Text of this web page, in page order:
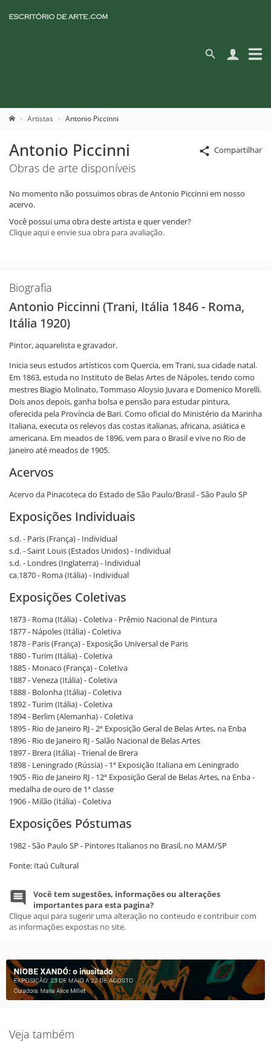
Artistas Antonio Piccinni
Compartilhar
Antonio Piccinni
Obras de arte disponíveis
No momento não possuimos obras de Antonio Piccinni em nosso
acervo.
Você possui uma obra deste artista e quer vender?
Clique aqui e envie sua obra para avaliação.
Biografia
Antonio Piccinni (Trani, Itália 1846 - Roma,
Itália 1920)
Pintor, aquarelista e gravador.
Inicia seus estudos artísticos com Quercia, em Trani, sua cidade natal.
Em 1863, estuda no Instituto de Belas Artes de Nápoles, tendo como
mestres Biagio Molinato, Tommaso Aloysio Juvara e Domenico Morelli.
Dois anos depois, ganha bolsa e pensão para estudar pintura,
oferecida pela Província de Bari. Como oficial do Ministério da Marinha
Italiana, executa os relevos das costas italianas, africana, asiática e
americana. Em meados de 1896, vem para o Brasil e vive no Rio de
Janeiro até meados de 1905.
Acervos
Acervo da Pinacoteca do Estado de São Paulo/Brasil - São Paulo SP
Exposições Individuais
s.d. - Paris (França) - Individual
s.d. - Saint Louis (Estados Unidos) - Individual
s.d. - Londres (Inglaterra) - Individual
ca.1870 - Roma (Itália) - Individual
Exposições Coletivas
1873 - Roma (Itália) - Coletiva - Prêmio Nacional de Pintura
1877 - Nápoles (Itália) - Coletiva
1878 - Paris (França) - Exposição Universal de Paris
1880 - Turim (Itália) - Coletiva
1885 - Monaco (França) - Coletiva
1887 - Veneza (Itália) - Coletiva
1888 - Bolonha (Itália) - Coletiva
1892 - Turim (Itália) - Coletiva
1894 - Berlim (Alemanha) - Coletiva
1895 - Rio de Janeiro RJ - 2ª Exposição Geral de Belas Artes, na Enba
1896 - Rio de Janeiro RJ - Salão Nacional de Belas Artes
1897 - Brera (Itália) - Trienal de Brera
1898 - Leningrado (Rússia) - 1ª Exposição Italiana em Leningrado
1905 - Rio de Janeiro RJ - 12ª Exposição Geral de Belas Artes, na Enba -
medalha de ouro de 1ª classe
1906 - Milão (Itália) - Coletiva
Exposições Póstumas
1982 - São Paulo SP - Pintores Italianos no Brasil, no MAM/SP
Fonte: Itaú Cultural
Você tem sugestões, informações ou alterações
importantes para esta pagina?
Clique aqui para sugerir uma alteração no conteudo e contribuir com
as informações expostas no site.
Veja também